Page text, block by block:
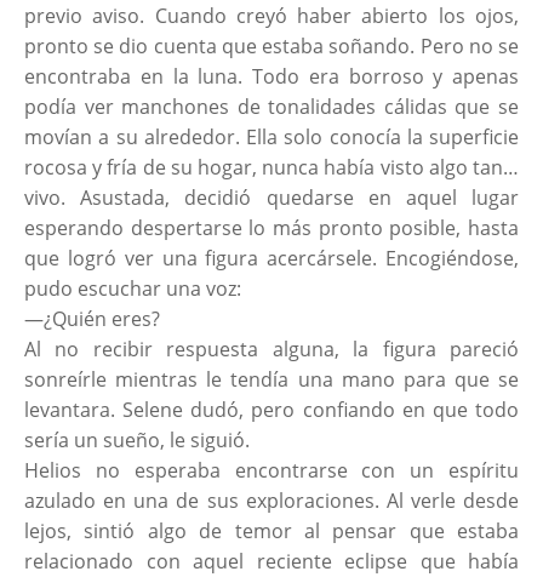
previo aviso. Cuando creyó haber abierto los ojos,
pronto se dio cuenta que estaba soñando. Pero no se
encontraba en la luna. Todo era borroso y apenas
podía ver manchones de tonalidades cálidas que se
movían a su alrededor. Ella solo conocía la superficie
rocosa y fría de su hogar, nunca había visto algo tan…
vivo. Asustada, decidió quedarse en aquel lugar
esperando despertarse lo más pronto posible, hasta
que logró ver una figura acercársele. Encogiéndose,
pudo escuchar una voz:
—¿Quién eres?
Al no recibir respuesta alguna, la figura pareció
sonreírle mientras le tendía una mano para que se
levantara. Selene dudó, pero confiando en que todo
sería un sueño, le siguió.
Helios no esperaba encontrarse con un espíritu
azulado en una de sus exploraciones. Al verle desde
lejos, sintió algo de temor al pensar que estaba
relacionado con aquel reciente eclipse que había